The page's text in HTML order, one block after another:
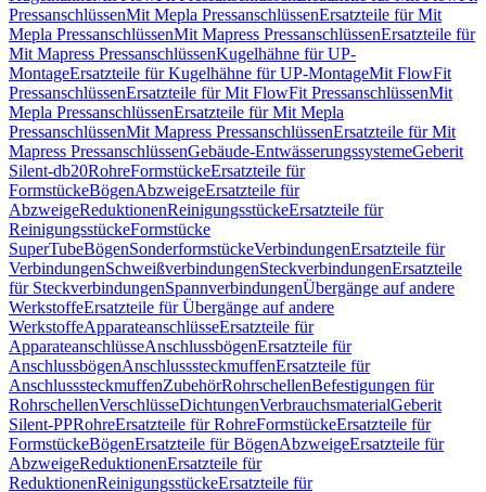
PressanschlüssenMit Mepla PressanschlüssenErsatzteile für Mit
Mepla PressanschlüssenMit Mapress PressanschlüssenErsatzteile für
Mit Mapress PressanschlüssenKugelhähne für UP-
MontageErsatzteile für Kugelhähne für UP-MontageMit FlowFit
PressanschlüssenErsatzteile für Mit FlowFit PressanschlüssenMit
Mepla PressanschlüssenErsatzteile für Mit Mepla
PressanschlüssenMit Mapress PressanschlüssenErsatzteile für Mit
Mapress PressanschlüssenGebäude-EntwässerungssystemeGeberit
Silent-db20RohreFormstückeErsatzteile für
FormstückeBögenAbzweigeErsatzteile für
AbzweigeReduktionenReinigungsstückeErsatzteile für
ReinigungsstückeFormstücke
SuperTubeBögenSonderformstückeVerbindungenErsatzteile für
VerbindungenSchweißverbindungenSteckverbindungenErsatzteile
für SteckverbindungenSpannverbindungenÜbergänge auf andere
WerkstoffeErsatzteile für Übergänge auf andere
WerkstoffeApparateanschlüsseErsatzteile für
ApparateanschlüsseAnschlussbögenErsatzteile für
AnschlussbögenAnschlusssteckmuffenErsatzteile für
AnschlusssteckmuffenZubehörRohrschellenBefestigungen für
RohrschellenVerschlüsseDichtungenVerbrauchsmaterialGeberit
Silent-PPRohreErsatzteile für RohreFormstückeErsatzteile für
FormstückeBögenErsatzteile für BögenAbzweigeErsatzteile für
AbzweigeReduktionenErsatzteile für
ReduktionenReinigungsstückeErsatzteile für